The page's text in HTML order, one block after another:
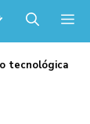
tecnológica